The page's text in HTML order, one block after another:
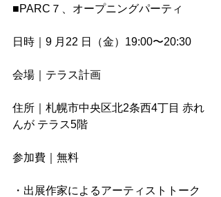
■PARC７、オープニングパーティ
日時｜9 ⽉22 ⽇（⾦）19:00〜20:30
会場｜テラス計画
住所｜札幌市中央区北2条西4丁目 赤れ
んが テラス5階
参加費｜無料
・出展作家によるアーティストトーク